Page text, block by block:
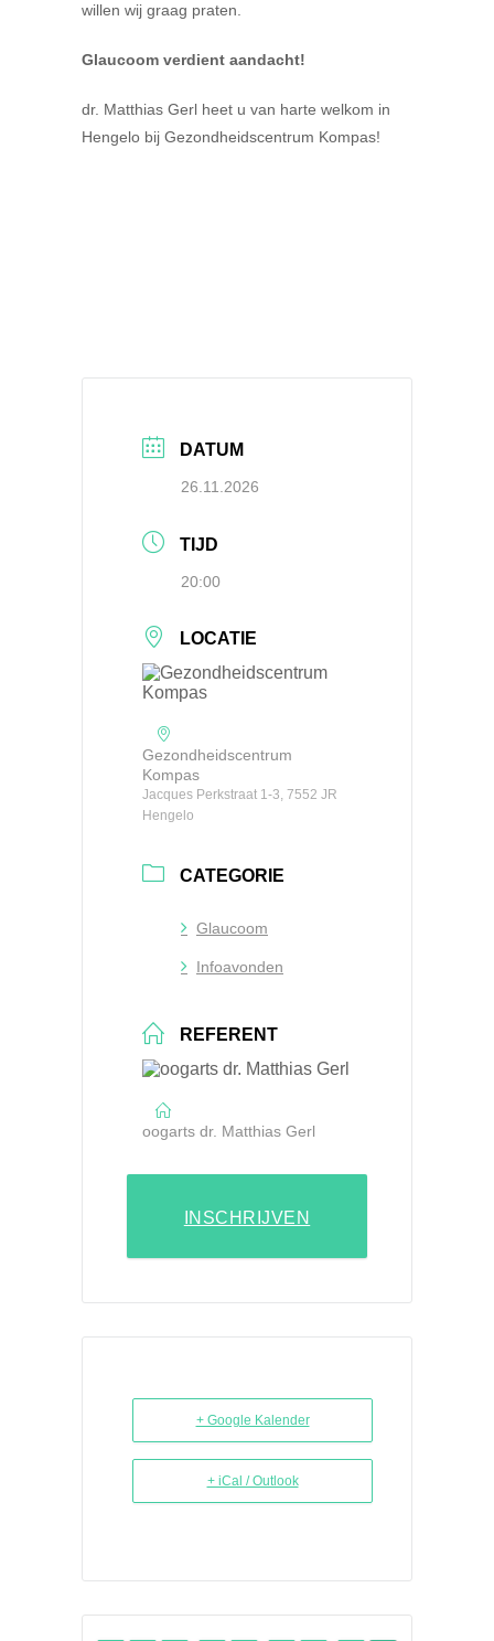
willen wij graag praten.
Glaucoom verdient aandacht!
dr. Matthias Gerl heet u van harte welkom in
Hengelo bij Gezondheidscentrum Kompas!
DATUM
26.11.2026
TIJD
20:00
LOCATIE
Gezondheidscentrum
Kompas
Jacques Perkstraat 1-3, 7552 JR
Hengelo
CATEGORIE
Glaucoom
Infoavonden
REFERENT
oogarts dr. Matthias Gerl
INSCHRIJVEN
+ Google Kalender
+ iCal / Outlook